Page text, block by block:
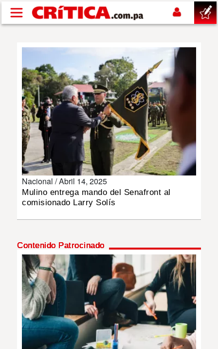
Pasar al contenido principal
SUCESOS
NACIONAL
POLÍTICA
SHOW
DEPORTES
MULTIMEDIA
IMPRESO
Nacional /Abril 14, 2025
Mulino entrega mando del Senafront al
comisionado Larry Solís
Contenido Patrocinado